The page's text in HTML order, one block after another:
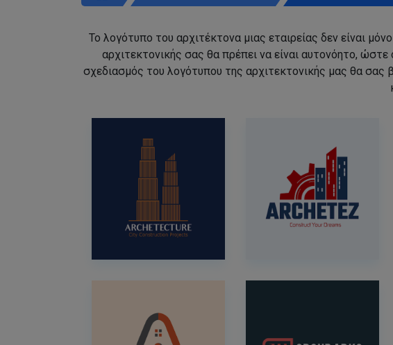
Το λογότυπο του αρχιτέκτονα μιας εταιρείας δεν είναι
αρχιτεκτονικής σας θα πρέπει να είναι αυτονόητο,
σχεδιασμός του λογότυπου της αρχιτεκτονικής μας θα σας